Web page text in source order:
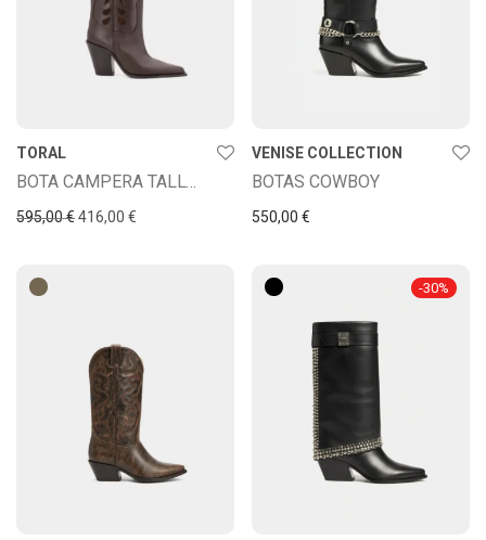
TORAL
BOTA CAMPERA TALLORIA
595,00€El precio original era: 595,00 €.
416,00 € El precio actual es: 416,00 €.
VENISE COLLECTION
BOTAS COWBOY
550,00 €
-30%